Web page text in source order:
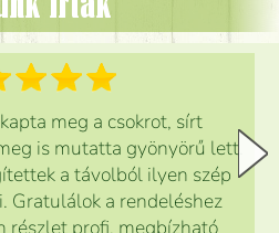
írták
meg a csokrot, sírt
is mutatta gyönyörű lett.
a távolból ilyen szép
Gratulálok a rendeléshez